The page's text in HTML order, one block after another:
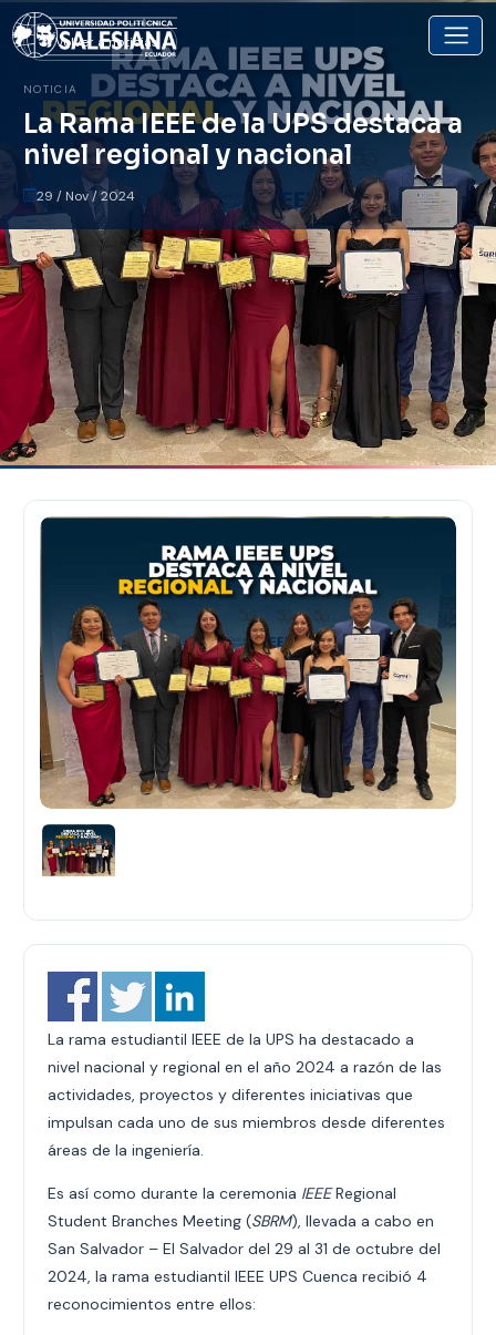
Volver a noticias
NOTICIA
La Rama IEEE de la UPS destaca a
nivel regional y nacional
29 / Nov / 2024
La rama estudiantil IEEE de la UPS ha destacado a
nivel nacional y regional en el año 2024 a razón de las
actividades, proyectos y diferentes iniciativas que
impulsan cada uno de sus miembros desde diferentes
áreas de la ingeniería.
Es así como durante la ceremonia IEEERegional
Student Branches Meeting (SBRM), llevada a cabo en
San Salvador – El Salvador del 29 al 31 de octubre del
2024, la rama estudiantil IEEE UPS Cuenca recibió 4
reconocimientos entre ellos: